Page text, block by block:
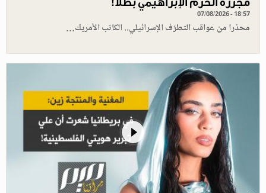
07/08/2026 - 18:57
محذرا من عواقب التطرّف الإسرائيلي.. الكاتب الأمريك…